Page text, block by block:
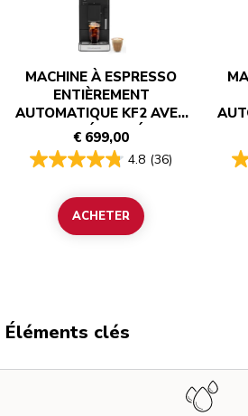
MACHINE À ESPRESSO
ENTIÈREMENT
AUTOMATIQUE KF2 AVEC
CAFÉ GLACÉ
€ 699,00
4.8 (36)
ACHETER
Éléments clés